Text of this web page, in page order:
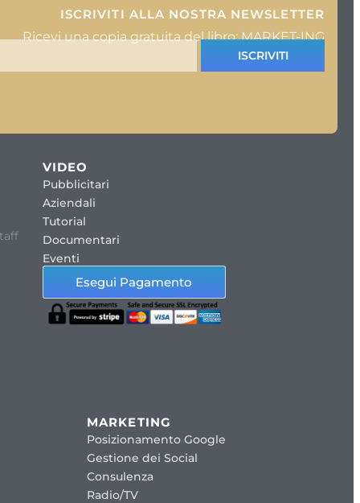
ISCRIVITI ALLA NOSTRA NEWSLETTER
Ricevi una copia gratuita del libro: MARKET-ING
ISCRIVITI
VIDEO
Pubblicitari
Aziendali
Tutorial
Documentari
Eventi
Esegui Pagamento
MARKETING
Posizionamento Google
Gestione dei Social
Consulenza
Radio/TV